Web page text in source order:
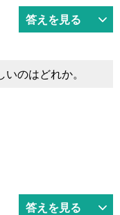
答えを見る
のはどれか。
答えを見る